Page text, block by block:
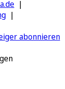
abonnieren